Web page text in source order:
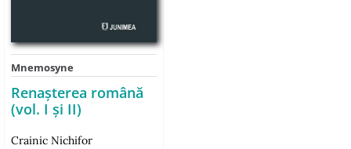
Mnemosyne
Renașterea română
(vol. I și II)
Crainic Nichifor